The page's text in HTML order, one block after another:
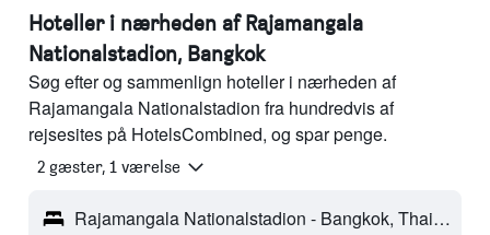
Hoteller i nærheden af Rajamangala
Nationalstadion, Bangkok
Søg efter og sammenlign hoteller i nærheden af
Rajamangala Nationalstadion fra hundredvis af
rejsesites på HotelsCombined, og spar penge.
2 gæster, 1 værelse
Rajamangala Nationalstadion - Bangkok, Thailand